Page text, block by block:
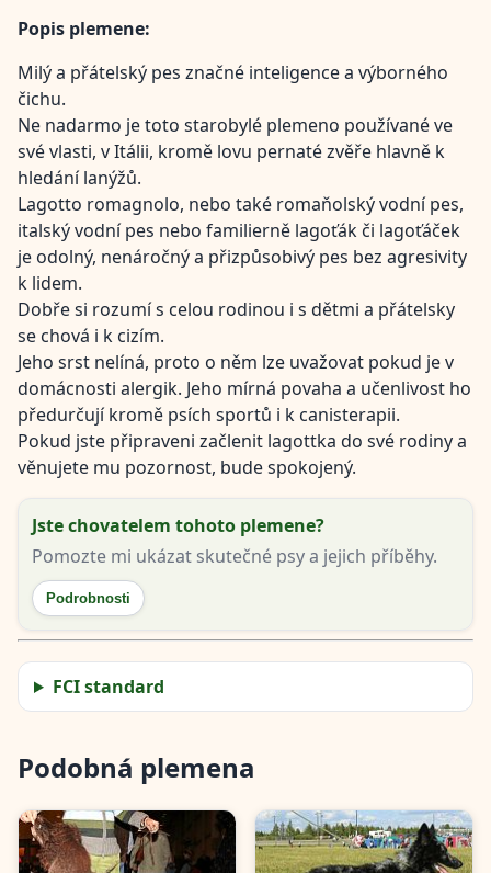
Popis plemene:
Milý a přátelský pes značné inteligence a výborného
čichu.
Ne nadarmo je toto starobylé plemeno používané ve
své vlasti, v Itálii, kromě lovu pernaté zvěře hlavně k
hledání lanýžů.
Lagotto romagnolo, nebo také romaňolský vodní pes,
italský vodní pes nebo familierně lagoťák či lagoťáček
je odolný, nenáročný a přizpůsobivý pes bez agresivity
k lidem.
Dobře si rozumí s celou rodinou i s dětmi a přátelsky
se chová i k cizím.
Jeho srst nelíná, proto o něm lze uvažovat pokud je v
domácnosti alergik. Jeho mírná povaha a učenlivost ho
předurčují kromě psích sportů i k canisterapii.
Pokud jste připraveni začlenit lagottka do své rodiny a
věnujete mu pozornost, bude spokojený.
Jste chovatelem tohoto plemene?
Pomozte mi ukázat skutečné psy a jejich příběhy.
Podrobnosti
FCI standard
Podobná plemena